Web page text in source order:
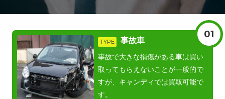
01
TYPE 事故車
事故で大きな損傷がある車は買い
取ってもらえないことが一般的で
すが、キャンディでは買取可能で
す。